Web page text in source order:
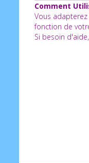
dans quelques
voir l’évolution
Comment
Vous
fonction de
Si besoin